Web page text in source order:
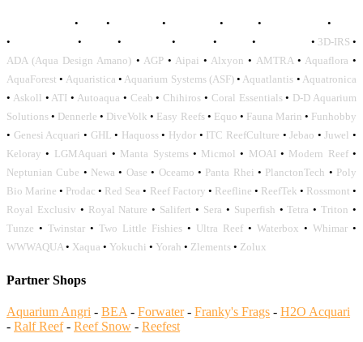
• • • • • •
•
• • • • • • 3D-IRS •
ADA (Aqua Design Amano) • AGP• Aipai • Alxyon • AMTRA• Aquaflora •
AquaForest • Aquaristica • Aquarium Systems (ASF)• Aquatlantis • Aquatronica
• Askoll • ATI • Autoaqua • Ceab • Chihiros • Coral Essentials• D-D Aquarium
Solutions • Dennerle • DiveVolk • Easy Reefs• Equo • Fauna Marin • Funhobby
• Genesi Acquari • GHL • Haquoss• Hydor • ITC ReefCulture •Jebao •Juwel •
Keloray • LGMAquari • Manta Systems• Micmol • MOAI • Modern Reef•
Neptunian Cube • Newa • Oase • Oceamo • Panta Rhei • PlanctonTech • Poly
Bio Marine • Prodac • Red Sea • Reef Factory • Reefline • ReefTek • Rossmont •
Royal Exclusiv • Royal Nature • Salifert • Sera • Superfish •Tetra •Triton •
Tunze • Twinstar • Two Little Fishies • Ultra Reef • Waterbox • Whimar •
WWWAQUA • Xaqua • Yokuchi • Yorah • Zlements • Zolux
Partner Shops
Aquarium Angri - BEA- Forwater- Franky's Frags - H2O Acquari
- Ralf Reef- Reef Snow - Reefest